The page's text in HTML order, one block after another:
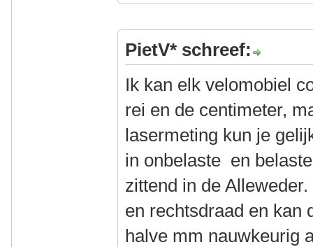
PietV* schreef:
Ik kan elk velomobiel
rei en de centimeter,
lasermeting kun je
in onbelaste en
zittend in de
en rechtsdraad en kan
halve mm nauwkeurig